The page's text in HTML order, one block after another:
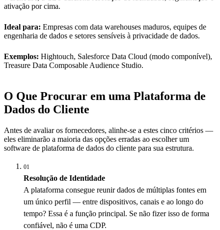
ativação por cima.
Ideal para: Empresas com data warehouses maduros, equipes de
engenharia de dados e setores sensíveis à privacidade de dados.
Exemplos: Hightouch, Salesforce Data Cloud (modo componível),
Treasure Data Composable Audience Studio.
O Que Procurar em uma Plataforma de
Dados do Cliente
Antes de avaliar os fornecedores, alinhe-se a estes cinco critérios —
eles eliminarão a maioria das opções erradas ao escolher um
software de plataforma de dados do cliente para sua estrutura.
01
Resolução de Identidade
A plataforma consegue reunir dados de múltiplas fontes em
um único perfil — entre dispositivos, canais e ao longo do
tempo? Essa é a função principal. Se não fizer isso de forma
confiável, não é uma CDP.